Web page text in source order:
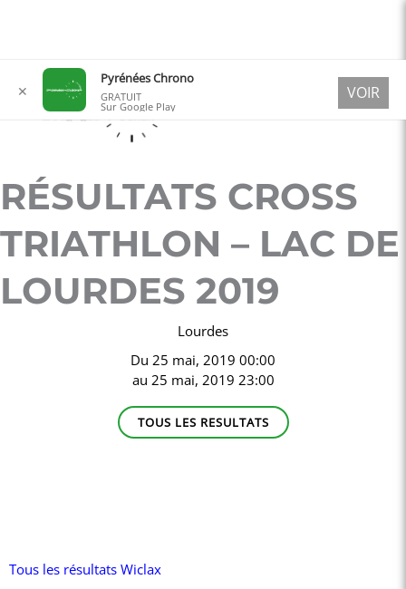
contenu
RÉSULTATS CROSS
TRIATHLON – LAC DE
LOURDES 2019
Lourdes
Du 25 mai, 2019 00:00
au 25 mai, 2019 23:00
TOUS LES RESULTATS
Tous les résultats Wiclax
✕
Pyrénées Chrono
GRATUIT
Sur Google Play
VOIR